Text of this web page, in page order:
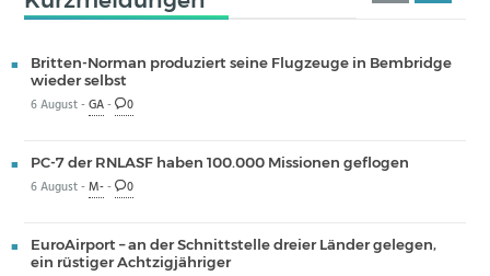
Britten-Norman produziert seine Flugzeuge in Bembridge
wieder selbst
6 August -GA- 0
PC-7 der RNLASF haben 100.000 Missionen geflogen
6 August -M-- 0
EuroAirport – an der Schnittstelle dreier Länder gelegen,
ein rüstiger Achtzigjähriger